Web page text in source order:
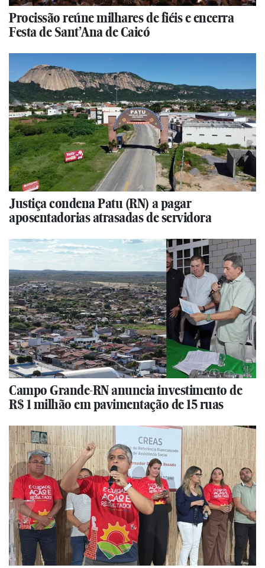
Procissão reúne milhares de fiéis e encerra
Festa de Sant’Ana de Caicó
Justiça condena Patu (RN) a pagar
aposentadorias atrasadas de servidora
Campo Grande-RN anuncia investimento de
R$ 1 milhão em pavimentação de 15 ruas